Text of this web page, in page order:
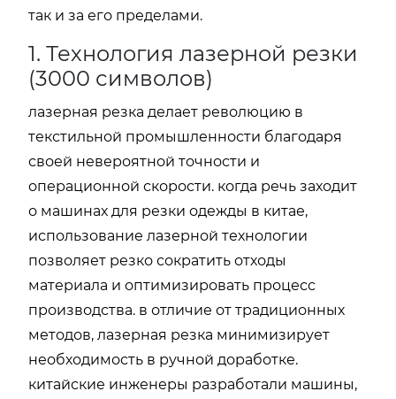
так и за его пределами.
1. Технология лазерной резки
(3000 символов)
лазерная резка делает революцию в
текстильной промышленности благодаря
своей невероятной точности и
операционной скорости. когда речь заходит
о машинах для резки одежды в китае,
использование лазерной технологии
позволяет резко сократить отходы
материала и оптимизировать процесс
производства. в отличие от традиционных
методов, лазерная резка минимизирует
необходимость в ручной доработке.
китайские инженеры разработали машины,